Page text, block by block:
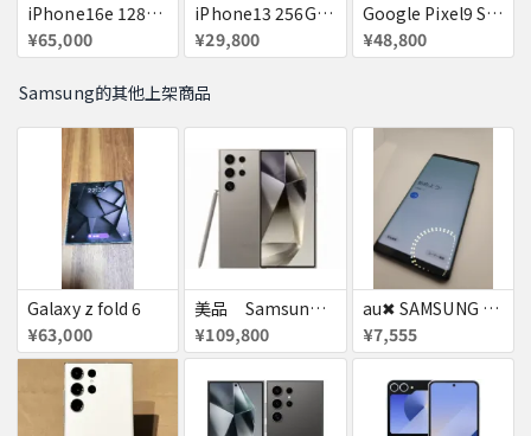
iPhone16e 128GB ホワイト Softbank 新品 送料無料
¥65,000
iPhone13 256GB スターライト docomo 赤ロム 送料無料
¥29,800
Google Pixel9 SoftBank Obsidian SIMフリー 送料無料
¥48,800
Samsung的其他上架商品
Galaxy z fold 6
¥63,000
美品 Samsung Galaxy S24 ULTRA DOCOMO
¥109,800
au✖ SAMSUNG Galaxy note8 64GB
¥7,555